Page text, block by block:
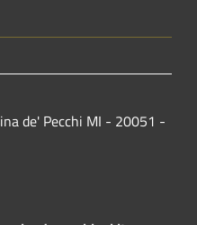
de' Pecchi MI - 20051 -